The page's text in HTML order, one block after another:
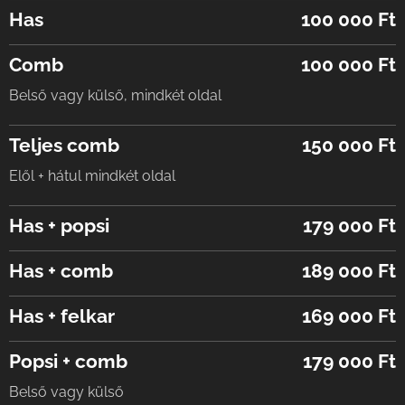
Has
100 000 Ft
Comb
Belső vagy külső, mindkét oldal
100 000 Ft
Teljes comb
Elől + hátul mindkét oldal
150 000 Ft
Has + popsi
179 000 Ft
Has + comb
189 000 Ft
Has + felkar
169 000 Ft
Popsi + comb
Belső vagy külső
179 000 Ft